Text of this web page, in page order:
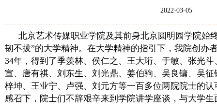
2022-03-05
北京艺术传媒职业学院及其前身北京圆明园学院始
韧不拔”的大学精神。在大学精神的指引下，我院创办
34年，得到了季羡林、侯仁之、王大珩、于敏、张光
宣、唐有祺、刘东生、刘光鼎、姜伯驹、吴良镛、吴
梓坤、王业宁、卢强、刘元方等一百多位两院院士的
感召下，院士们不辞艰辛来到学院讲学座谈，与大学